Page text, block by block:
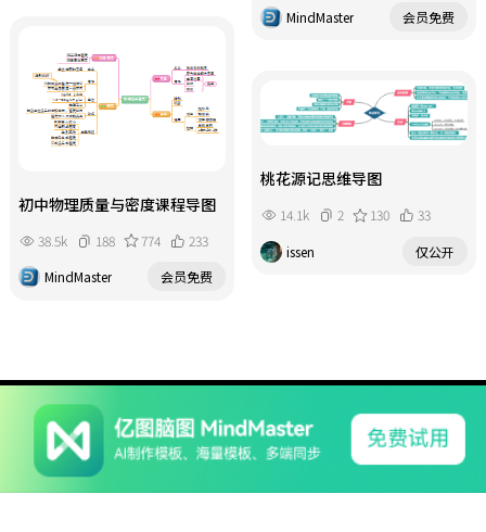
MindMaster
会员免费
初中物理质量与密度课程导图
38.5k 188 774
233
MindMaster
会员免费
桃花源记思维导图
14.1k 2 130
33
issen
仅公开